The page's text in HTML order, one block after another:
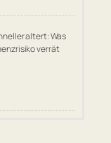
altert: Was
verrät